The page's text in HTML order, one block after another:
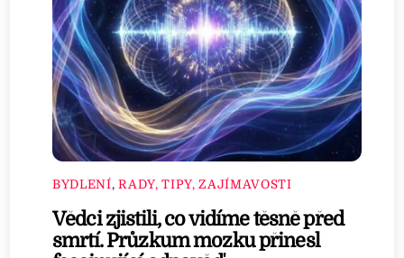
BYDLENÍ,RADY, TIPY, ZAJÍMAVOSTI
Vědci zjistili, co vidíme těsně před
smrtí. Průzkum mozku přinesl